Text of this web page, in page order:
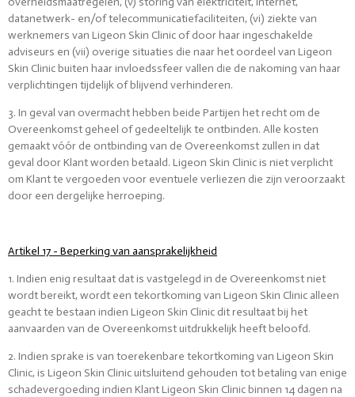
datanetwerk- en/of telecommunicatiefaciliteiten, (vi) ziekte van
werknemers van Ligeon Skin Clinic of door haar ingeschakelde
adviseurs en (vii) overige situaties die naar het oordeel van Ligeon
Skin Clinic buiten haar invloedssfeer vallen die de nakoming van haar
verplichtingen tijdelijk of blijvend verhinderen.
3. In geval van overmacht hebben beide Partijen het recht om de
Overeenkomst geheel of gedeeltelijk te ontbinden. Alle kosten
gemaakt vóór de ontbinding van de Overeenkomst zullen in dat
geval door Klant worden betaald. Ligeon Skin Clinic is niet verplicht
om Klant te vergoeden voor eventuele verliezen die zijn veroorzaakt
door een dergelijke herroeping.
Artikel 17 - Beperking van aansprakelijkheid
1. Indien enig resultaat dat is vastgelegd in de Overeenkomst niet
wordt bereikt, wordt een tekortkoming van Ligeon Skin Clinic alleen
geacht te bestaan indien Ligeon Skin Clinic dit resultaat bij het
aanvaarden van de Overeenkomst uitdrukkelijk heeft beloofd.
2. Indien sprake is van toerekenbare tekortkoming van Ligeon Skin
Clinic, is Ligeon Skin Clinic uitsluitend gehouden tot betaling van enige
schadevergoeding indien Klant Ligeon Skin Clinic binnen 14 dagen na